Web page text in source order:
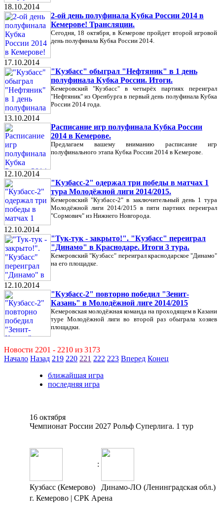
18.10.2014
2-ой день полуфинала Кубка России 2014 в
Кемерове! Трансляции.
Сегодня, 18 октября, в Кемерове пройдет второй игровой
день полуфинала Кубка России 2014.
17.10.2014
"Кузбасс" обыграл "Нефтяник" в 1 день
полуфинала Кубка России. Итоги.
Кемеровский "Кузбасс" в четырёх партиях переиграл
"Нефтяник" из Оренбурга в первый день полуфинала Кубка
России 2014 года.
13.10.2014
Расписание игр полуфинала Кубка России
2014 в Кемерове.
Предлагаем вашему вниманию расписание игр
полуфинального этапа Кубка России 2014 в Кемерове.
12.10.2014
"Кузбасс-2" одержал три победы в матчах 1
тура Молодёжной лиги 2014/2015.
Кемеровский "Кузбасс-2" в заключительный день 1 тура
Молодёжной лиги 2014/2015 в пяти партиях переиграл
"Сормович" из Нижнего Новгорода.
12.10.2014
"Тук-тук - закрыто!". "Кузбасс" переиграл
"Динамо" в Краснодаре. Итоги 3 тура.
Кемеровский "Кузбасс" переиграл краснодарское "Динамо"
на его площадке.
12.10.2014
"Кузбасс-2" повторно победил "Зенит-
Казань" в Молодёжной лиге 2014/2015
Кемеровская молодёжная команда на проходящем в Казани
туре Молодёжной лиги во второй раз обыграла хозяев
площадки.
Новости 2201 - 2210 из 3173
Начало Назад 219 220 221 222 223 Вперед Конец
ближайшая игра
последняя игра
16 октября
Чемпионат России 2027 Рольф Суперлига. 1 тур
:
Кузбасс (Кемерово)
Динамо-ЛО (Ленинградская обл.)
г. Кемерово | СРК Арена